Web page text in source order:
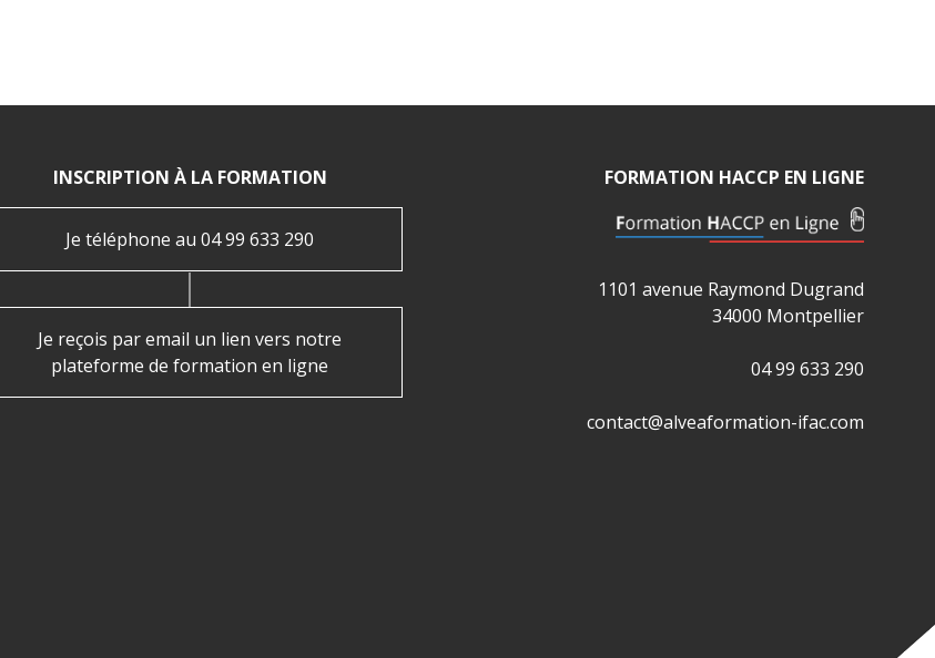
INSCRIPTION À LA FORMATION
Je téléphone au 04 99 633 290
Je reçois par email un lien vers notre
plateforme de formation en ligne
FORMATION HACCP EN LIGNE
1101 avenue Raymond Dugrand
34000 Montpellier
04 99 633 290
contact@alveaformation-ifac.com